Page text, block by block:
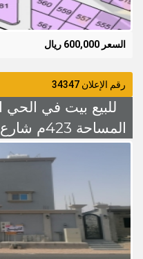
السعر 600,000 ريال
رقم الإعلان 34347
للبيع بيت في
500